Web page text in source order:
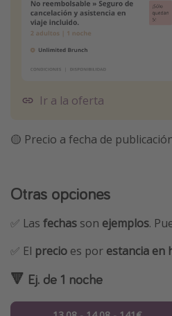
Ir a la oferta
🟡 Precio a fecha de
Otras opciones
✅ Las fechas son ejemplos.
✅ El precio es por estancia en
🔻 Ej. de 1 noche